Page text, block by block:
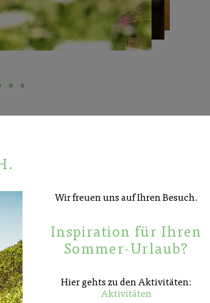
Wir freuen uns auf Ihren Besuch.
Inspiration für Ihren
Sommer-Urlaub?
Hier gehts zu den Aktivitäten:
Aktivitäten